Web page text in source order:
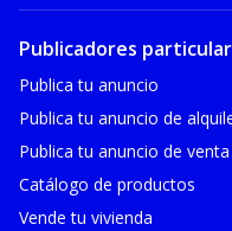
Publicadores
Publica tu anuncio
Publica tu anuncio de
Publica tu anuncio de venta
Catálogo de productos
Vende tu vivienda